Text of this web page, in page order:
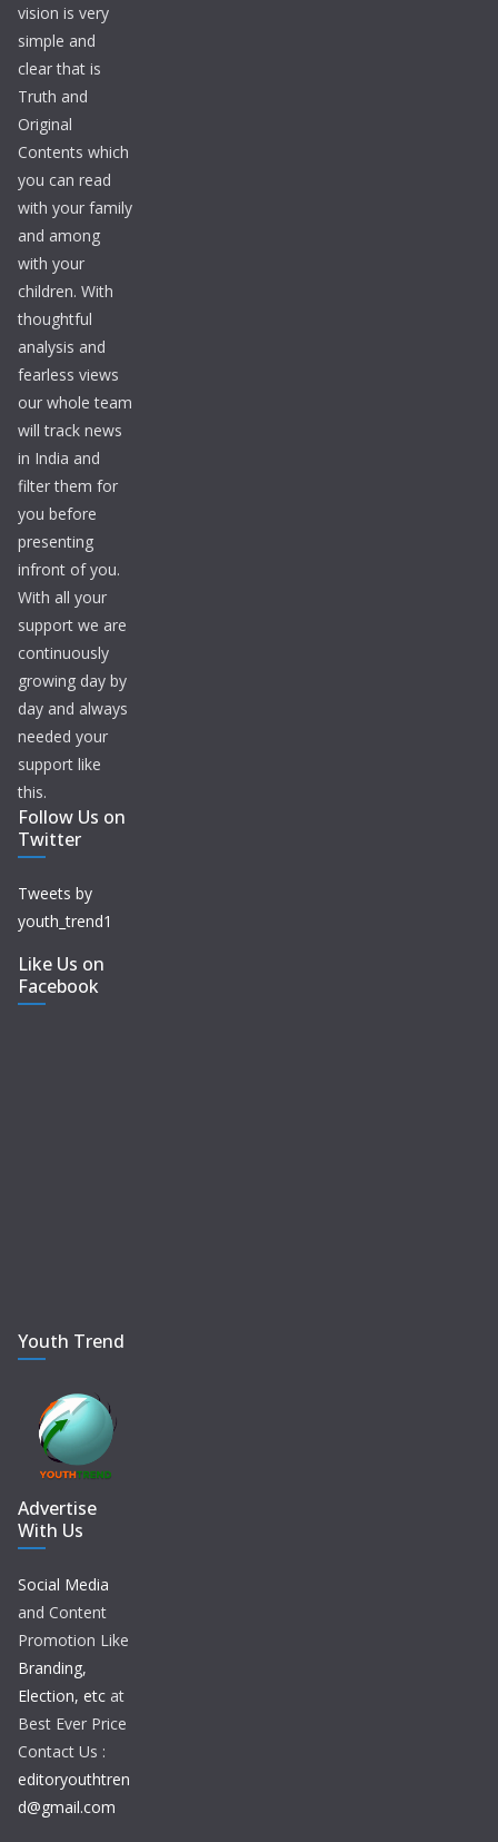
vision is very
simple and
clear that is
Truth and
Original
Contents which
you can read
with your family
and among
with your
children. With
thoughtful
analysis and
fearless views
our whole team
will track news
in India and
filter them for
you before
presenting
infront of you.
With all your
support we are
continuously
growing day by
day and always
needed your
support like
this.
Follow Us on
Twitter
Tweets by
youth_trend1
Like Us on
Facebook
Youth Trend
Advertise
With Us
Social Media
and Content
Promotion Like
Branding,
Election, etc at
Best Ever Price
Contact Us :
editoryouthtren
d@gmail.com